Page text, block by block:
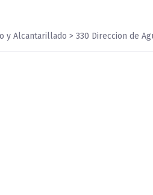
y Alcantarillado > 330 Direccion de